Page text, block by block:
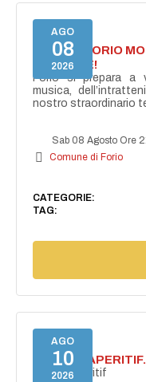
AGO
08
2026
NASCE “FORIO
ACCENDE!
Forio si prepara a
musica,
nostro straordinario
Sab 08 Agosto Ore
Comune di Forio
CATEGORIE:
TAG:
AGO
10
2026
SECRET
Secret aperitif